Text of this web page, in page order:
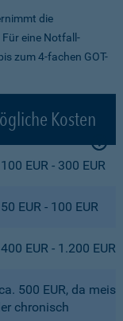
die
eine Notfall-
zum 4-fachen GOT-
Kosten
EUR - 300 EUR
EUR - 100 EUR
EUR - 1.200 EUR
500 EUR, da
chronisch